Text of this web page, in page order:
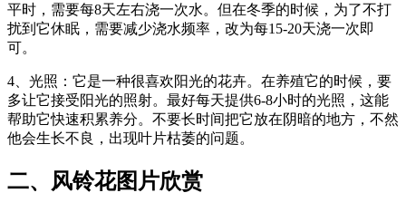
平时，需要每8天左右浇一次水。但在冬季的时候，为了不打
扰到它休眠，需要减少浇水频率，改为每15-20天浇一次即
可。
4、光照：它是一种很喜欢阳光的花卉。在养殖它的时候，要
多让它接受阳光的照射。最好每天提供6-8小时的光照，这能
帮助它快速积累养分。不要长时间把它放在阴暗的地方，不然
他会生长不良，出现叶片枯萎的问题。
二、风铃花图片欣赏